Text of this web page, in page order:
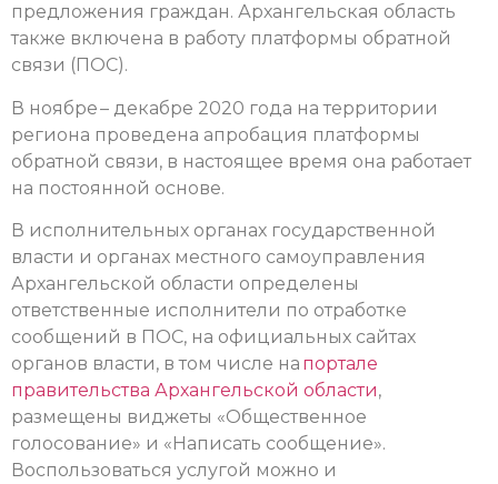
предложения граждан. Архангельская область
также включена в работу платформы обратной
связи (ПОС).
В ноябре – декабре 2020 года на территории
региона проведена апробация платформы
обратной связи, в настоящее время она работает
на постоянной основе.
В исполнительных органах государственной
власти и органах местного самоуправления
Архангельской области определены
ответственные исполнители по отработке
сообщений в ПОС, на официальных сайтах
органов власти, в том числе на портале
правительства Архангельской области,
размещены виджеты «Общественное
голосование» и «Написать сообщение».
Воспользоваться услугой можно и